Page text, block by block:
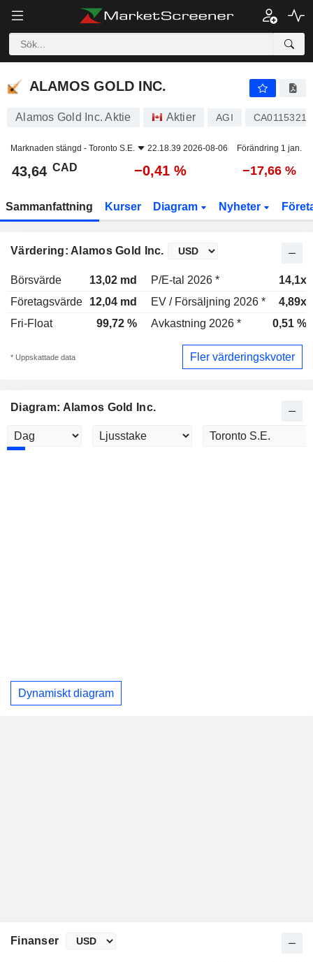
ALAMOS GOLD INC.
ALAMOS GOLD INC.
Alamos Gold Inc. Aktie Aktier AGI
Marknaden stängd - Toronto S.E. 22.18.39 2026-08-06 Förändring 1 jan.
43,64 CAD −0,41 % −17,66 %
Sammanfattning Kurser Diagram Nyheter
Värdering: Alamos Gold Inc.
Börsvärde 13,02 md P/E-tal 2026 *
14,1x
Företagsvärde
12,04 md EV / Försäljning 2026 *
4,89x
Fri-Float
99,72 % Avkastning 2026 * 0,51 %
* Uppskattade data Fler värderingskvoter
Diagram: Alamos Gold Inc.
Dynamiskt diagram
Finanser